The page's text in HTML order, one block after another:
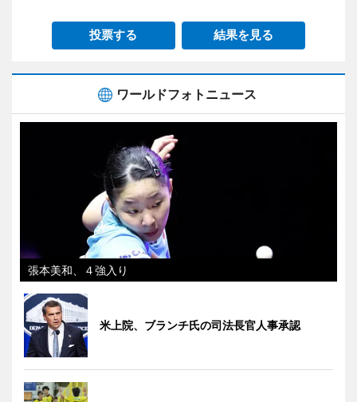
投票する 結果を見る
ワールドフォトニュース
張本美和、４強入り
米上院、ブランチ氏の司法長官人事承認